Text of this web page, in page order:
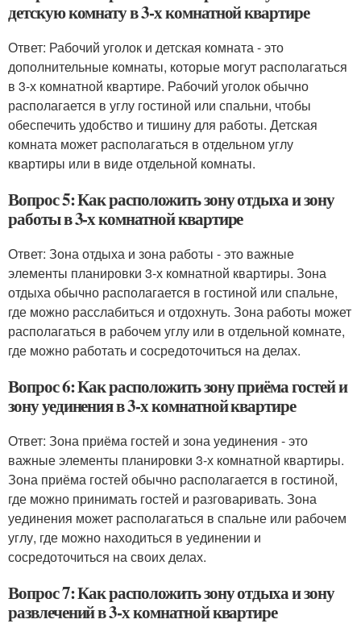
детскую комнату в 3-х комнатной квартире
Ответ: Рабочий уголок и детская комната - это
дополнительные комнаты, которые могут располагаться
в 3-х комнатной квартире. Рабочий уголок обычно
располагается в углу гостиной или спальни, чтобы
обеспечить удобство и тишину для работы. Детская
комната может располагаться в отдельном углу
квартиры или в виде отдельной комнаты.
Вопрос 5: Как расположить зону отдыха и зону
работы в 3-х комнатной квартире
Ответ: Зона отдыха и зона работы - это важные
элементы планировки 3-х комнатной квартиры. Зона
отдыха обычно располагается в гостиной или спальне,
где можно расслабиться и отдохнуть. Зона работы может
располагаться в рабочем углу или в отдельной комнате,
где можно работать и сосредоточиться на делах.
Вопрос 6: Как расположить зону приёма гостей и
зону уединения в 3-х комнатной квартире
Ответ: Зона приёма гостей и зона уединения - это
важные элементы планировки 3-х комнатной квартиры.
Зона приёма гостей обычно располагается в гостиной,
где можно принимать гостей и разговаривать. Зона
уединения может располагаться в спальне или рабочем
углу, где можно находиться в уединении и
сосредоточиться на своих делах.
Вопрос 7: Как расположить зону отдыха и зону
развлечений в 3-х комнатной квартире